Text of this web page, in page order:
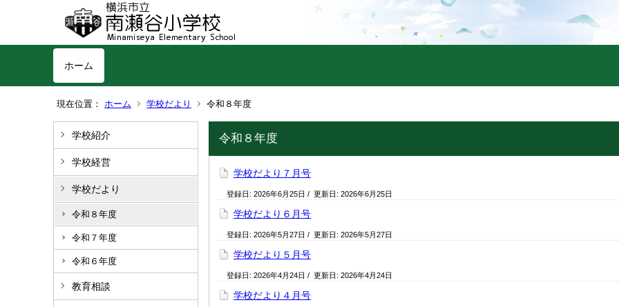
ホーム
現在位置： ホーム 学校だより 令和８年度
学校紹介
学校経営
学校だより
令和８年度
令和７年度
令和６年度
教育相談
令和８年度
学校だより７月号
登録日: 2026年6月25日 / 更新日: 2026年6月25日
学校だより６月号
登録日: 2026年5月27日 / 更新日: 2026年5月27日
学校だより５月号
登録日: 2026年4月24日 / 更新日: 2026年4月24日
学校だより４月号